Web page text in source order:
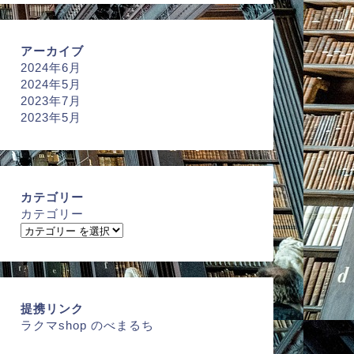
アーカイブ
2024年6月
2024年5月
2023年7月
2023年5月
カテゴリー
カテゴリー
提携リンク
ラクマshop のべまるち